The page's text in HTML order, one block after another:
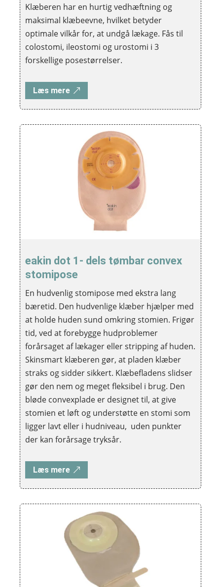
Klæberen har en hurtig vedhæftning og
maksimal klæbeevne, hvilket betyder
optimale vilkår for, at undgå lækage. Fås til
colostomi, ileostomi og urostomi i 3
forskellige posestørrelser.
Læs mere
eakin dot 1- dels tømbar convex
stomipose
En hudvenlig stomipose med ekstra lang
bæretid. Den hudvenlige klæber hjælper med
at holde huden sund omkring stomien. Frigør
tid, ved at forebygge hudproblemer
forårsaget af lækager eller stripping af huden.
Skinsmart klæberen gør, at pladen klæber
straks og sidder sikkert. Klæbefladens slidser
gør den nem og meget fleksibel i brug. Den
bløde convexplade er designet til, at give
stomien et løft og understøtte en stomi som
ligger lavt eller i hudniveau, uden punkter
der kan forårsage tryksår.
Læs mere